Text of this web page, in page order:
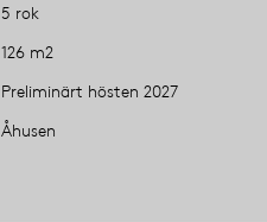
5 rok
126 m2
Preliminärt hösten 2027
Åhusen